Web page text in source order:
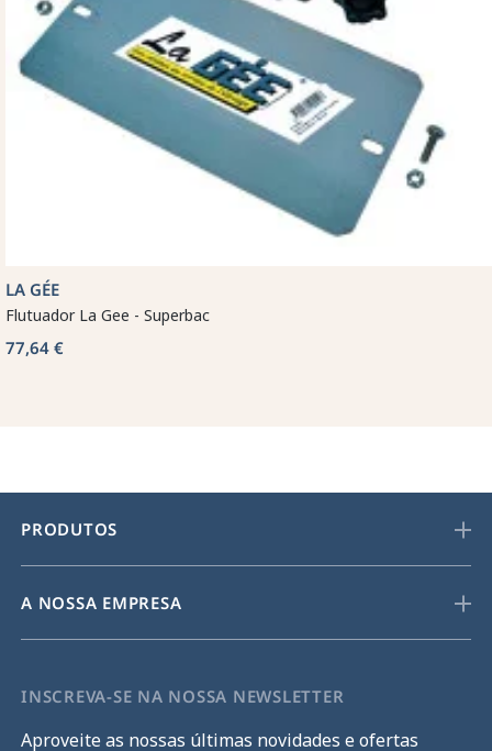
LA GÉE
Flutuador La Gee - Superbac
77,64 €
PRODUTOS
A NOSSA EMPRESA
INSCREVA-SE NA NOSSA NEWSLETTER
Aproveite as nossas últimas novidades e ofertas